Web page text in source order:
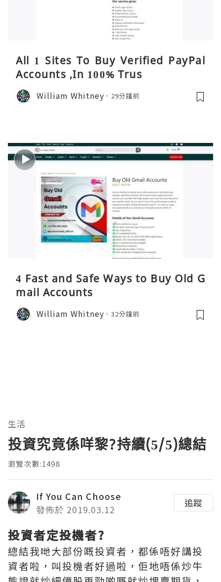
All 1 Sites To Buy Verified PayPal
Accounts ,In 100% Trus
William Whitney 29分鐘前
4 Fast and Safe Ways to Buy Old G
mail Accounts
William Whitney 32分鐘前
生活
投資究竟係咩黎?持續(5/5)總結
瀏覽次數:1498
If You Can Choose
發佈於 2019.03.12
追蹤
投資者定投機者?
總結我哋大部份嘅投資者，都係唔好講投
資者啦，叫投機者好過啦，佢地唔係炒牛